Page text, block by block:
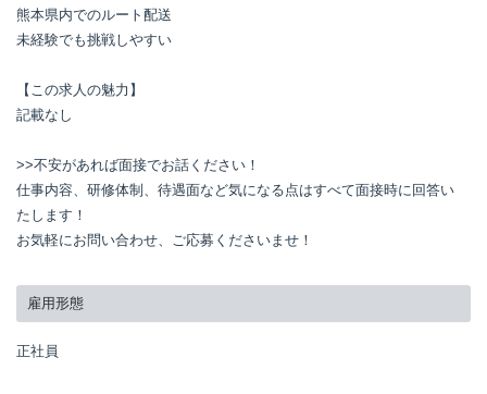
熊本県内でのルート配送
未経験でも挑戦しやすい
【この求人の魅力】
記載なし
>>不安があれば面接でお話ください！
仕事内容、研修体制、待遇面など気になる点はすべて面接時に回答い
たします！
お気軽にお問い合わせ、ご応募くださいませ！
雇用形態
正社員